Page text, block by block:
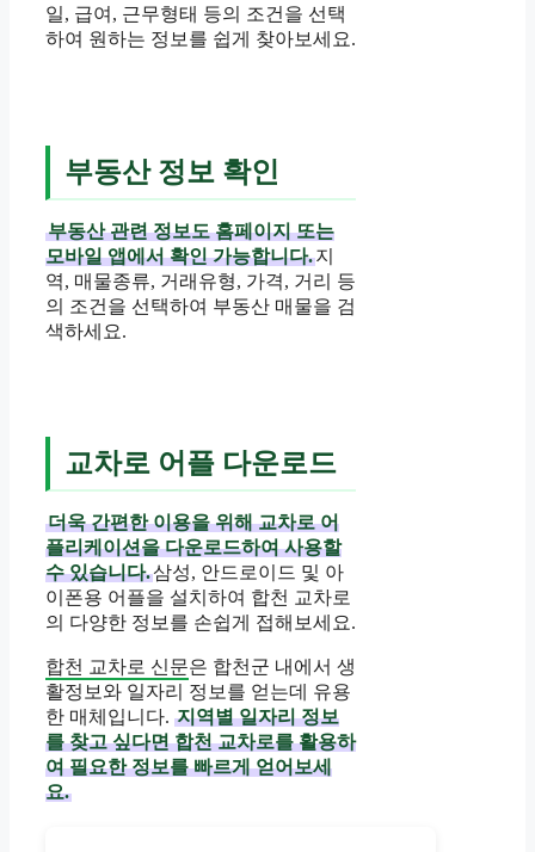
일, 급여, 근무형태 등의 조건을 선택
하여 원하는 정보를 쉽게 찾아보세요.
부동산 정보 확인
부동산 관련 정보도 홈페이지 또는
모바일 앱에서 확인 가능합니다.지
역, 매물종류, 거래유형, 가격, 거리 등
의 조건을 선택하여 부동산 매물을 검
색하세요.
교차로 어플 다운로드
더욱 간편한 이용을 위해 교차로 어
플리케이션을 다운로드하여 사용할
수 있습니다.삼성, 안드로이드 및 아
이폰용 어플을 설치하여 합천 교차로
의 다양한 정보를 손쉽게 접해보세요.
합천 교차로 신문은 합천군 내에서 생
활정보와 일자리 정보를 얻는데 유용
한 매체입니다. 지역별 일자리 정보
를 찾고 싶다면 합천 교차로를 활용하
여 필요한 정보를 빠르게 얻어보세
요.